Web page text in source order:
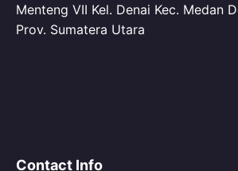
Menteng VII Kel. Denai Kec. Medan
Prov. Sumatera Utara
Contact Info